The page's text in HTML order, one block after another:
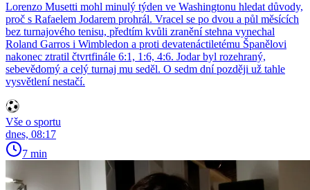
Lorenzo Musetti mohl minulý týden ve Washingtonu hledat důvody,
proč s Rafaelem Jodarem prohrál. Vracel se po dvou a půl měsících
bez turnajového tenisu, předtím kvůli zranění stehna vynechal
Roland Garros i Wimbledon a proti devatenáctiletému Španělovi
nakonec ztratil čtvrtfinále 6:1, 1:6, 4:6. Jodar byl rozehraný,
sebevědomý a celý turnaj mu seděl. O sedm dní později už tahle
vysvětlení nestačí.
Vše o sportu
dnes, 08:17
7 min